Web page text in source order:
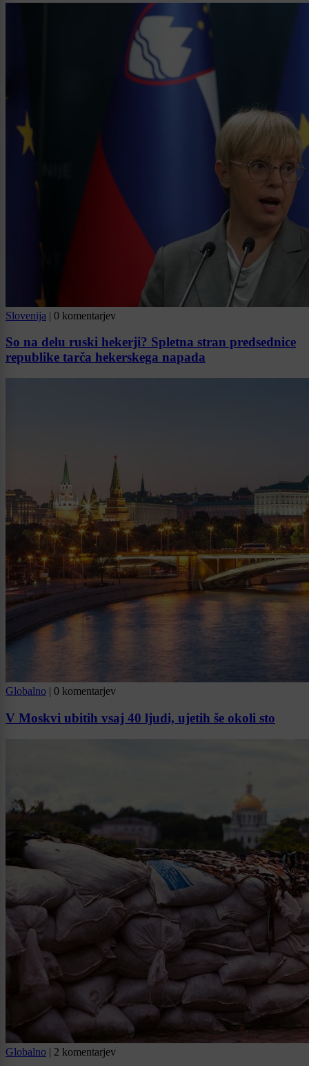
Slovenija | 0 komentarjev
So na delu ruski hekerji? Spletna stran predsednice
republike tarča hekerskega napada
Globalno | 0 komentarjev
V Moskvi ubitih vsaj 40 ljudi, ujetih še okoli sto
Globalno | 2 komentarjev